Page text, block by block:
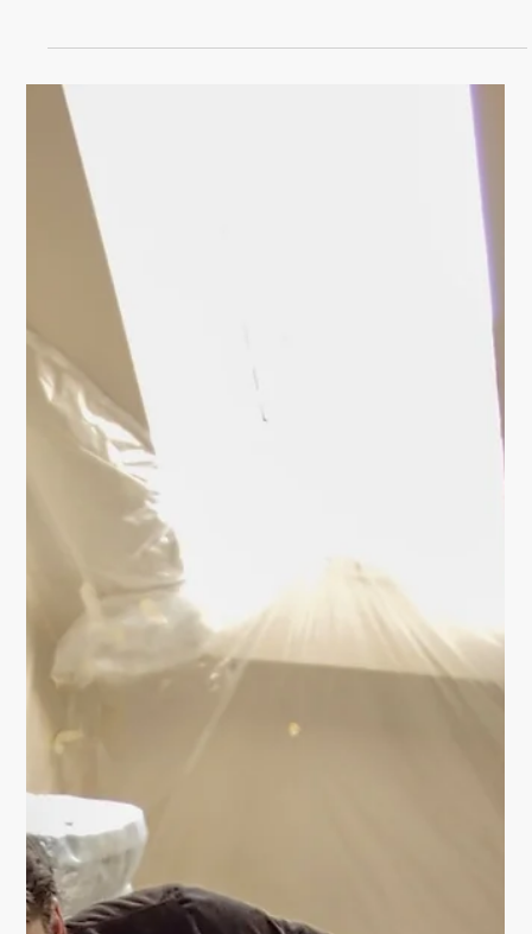
...FORTSETZUNG.
KINDER DER
FÖRDERSCHULE
ERARBEITEN DIE
THEMEN FÜR DAS
WANDGEMÄLDE.
Die Kinder des Förderzentrum Dr. Hans Vogel werden
selber kreativ. Sie erarbeiten mit mir die Themen für das
Wandgemälde für ihrer Schule.